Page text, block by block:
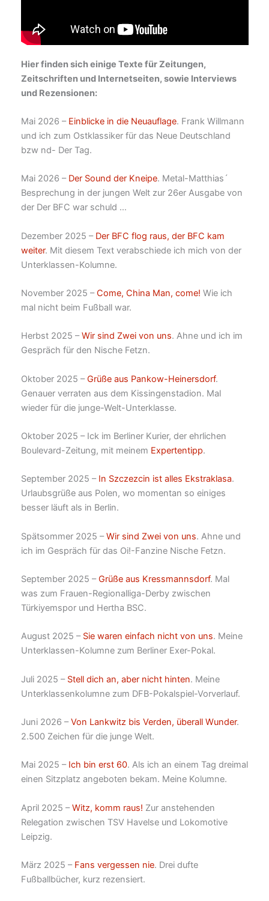
Hier finden sich einige Texte für Zeitungen,
Zeitschriften und Internetseiten, sowie Interviews
und Rezensionen:
Mai 2026 – Einblicke in die Neuauflage. Frank Willmann
und ich zum Ostklassiker für das Neue Deutschland
bzw nd- Der Tag.
Mai 2026 – Der Sound der Kneipe. Metal-Matthias´
Besprechung in der jungen Welt zur 26er Ausgabe von
der Der BFC war schuld …
Dezember 2025 – Der BFC flog raus, der BFC kam
weiter. Mit diesem Text verabschiede ich mich von der
Unterklassen-Kolumne.
November 2025 –Come, China Man, come! Wie ich
mal nicht beim Fußball war.
Herbst 2025 –Wir sind Zwei von uns. Ahne und ich im
Gespräch für den Nische Fetzn.
Oktober 2025 –Grüße aus Pankow-Heinersdorf.
Genauer verraten aus dem Kissingenstadion. Mal
wieder für die junge-Welt-Unterklasse.
Oktober 2025 – Ick im Berliner Kurier, der ehrlichen
Boulevard-Zeitung, mit meinem Expertentipp.
September 2025 – In Szczezcin ist alles Ekstraklasa.
Urlaubsgrüße aus Polen, wo momentan so einiges
besser läuft als in Berlin.
Spätsommer 2025 –Wir sind Zwei von uns. Ahne und
ich im Gespräch für das Oi!-Fanzine Nische Fetzn.
September 2025 –Grüße aus Kressmannsdorf. Mal
was zum Frauen-Regionalliga-Derby zwischen
Türkiyemspor und Hertha BSC.
August 2025 – Sie waren einfach nicht von uns. Meine
Unterklassen-Kolumne zum Berliner Exer-Pokal.
Juli 2025 – Stell dich an, aber nicht hinten. Meine
Unterklassenkolumne zum DFB-Pokalspiel-Vorverlauf.
Juni 2026 –Von Lankwitz bis Verden, überall Wunder.
2.500 Zeichen für die junge Welt.
Mai 2025 – Ich bin erst 60. Als ich an einem Tag dreimal
einen Sitzplatz angeboten bekam. Meine Kolumne.
April 2025 –Witz, komm raus! Zur anstehenden
Relegation zwischen TSV Havelse und Lokomotive
Leipzig.
März 2025 – Fans vergessen nie. Drei dufte
Fußballbücher, kurz rezensiert.